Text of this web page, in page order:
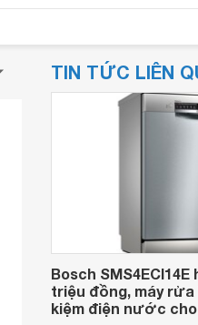
TIN TỨC LIÊN
Bosch SMS4ECI14E
triệu đồng, máy
kiệm điện nước